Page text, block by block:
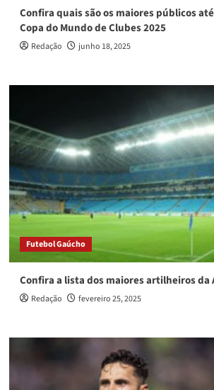
Confira quais são os maiores públicos
Copa do Mundo de Clubes 2025
Redação junho 18, 2025
Futebol Gaúcho
Confira a lista dos maiores artilheiros da
Redação fevereiro 25, 2025